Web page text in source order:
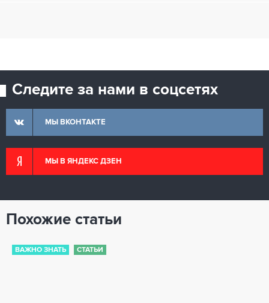
Следите за нами в соцсетях
МЫ ВКОНТАКТЕ
МЫ В ЯНДЕКС ДЗЕН
Похожие статьи
ВАЖНО ЗНАТЬ СТАТЬИ